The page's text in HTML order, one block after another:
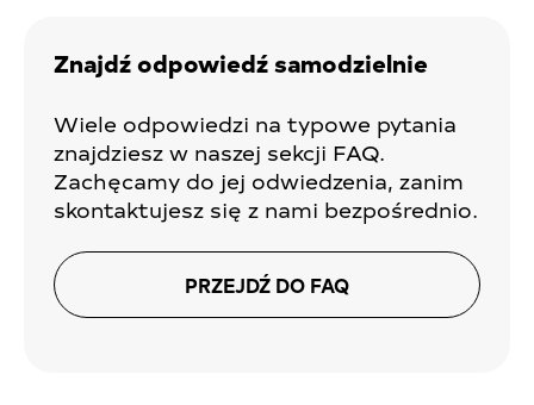
Znajdź odpowiedź samodzielnie
Wiele odpowiedzi na typowe pytania
znajdziesz w naszej sekcji FAQ.
Zachęcamy do jej odwiedzenia, zanim
skontaktujesz się z nami bezpośrednio.
PRZEJDŹ DO FAQ